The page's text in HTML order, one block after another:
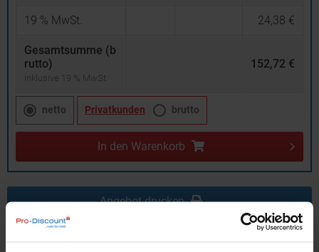
19 % MwSt. 24,38 €
Gesamtsumme (b
rutto)
inklusive 19 % MwSt.
152,72 €
netto Privatkunden brutto
In den Warenkorb
Angebot drucken